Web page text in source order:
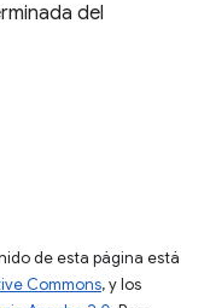
del
de esta página está
Commons, y los